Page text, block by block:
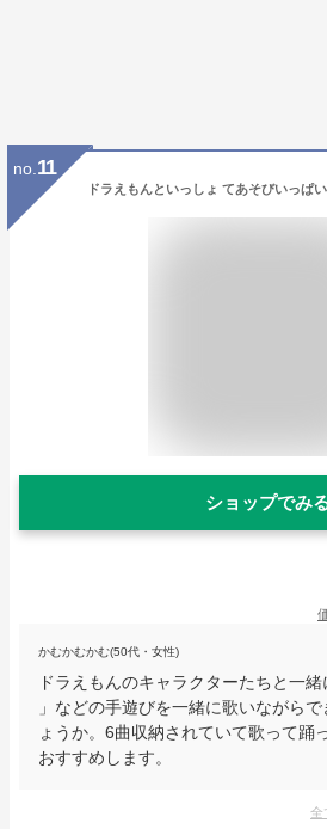
no. 11
ショップでみ
かむかむかむ(50代・女性)
ドラえもんのキャラクターたちと一
」などの手遊びを一緒に歌いながら
ょうか。6曲収納されていて歌って踊
おすすめします。
全